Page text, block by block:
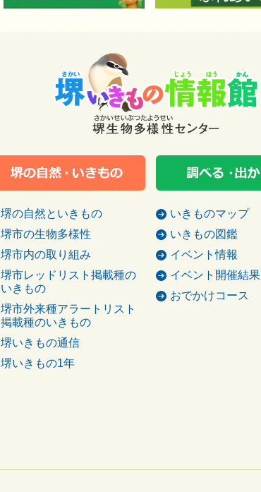
堺の自然といきもの
堺市の生物多様性
堺市内の取り組み
堺市レッドリスト掲載種の
いきもの
堺市外来種アラートリスト
掲載種のいきもの
堺いきもの通信
堺いきもの1年
いきものマップ
いきもの図鑑
イベント情報
イベント開催結果
おでかけコース